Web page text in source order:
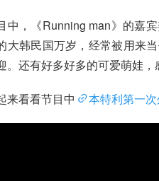
中，《Running man》的嘉
大韩民国万岁，经常被用来
。还有好多好多的可爱萌娃，
来看看节目中 本特利第一